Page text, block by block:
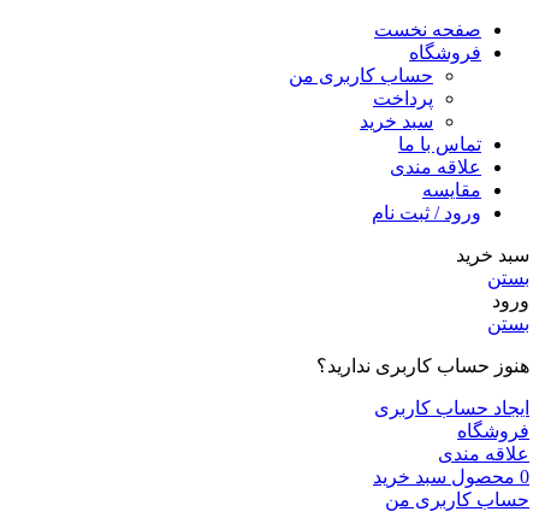
صفحه نخست
فروشگاه
حساب کاربری من
پرداخت
سبد خرید
تماس با ما
علاقه مندی
مقایسه
ورود / ثبت نام
سبد خرید
بستن
ورود
بستن
هنوز حساب کاربری ندارید؟
ایجاد حساب کاربری
فروشگاه
علاقه مندی
0 محصول سبد خرید
حساب کاربری من